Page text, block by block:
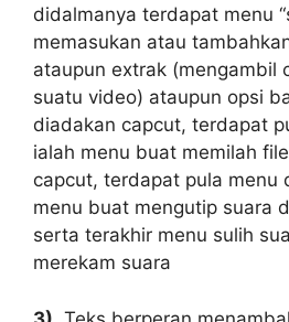
didalmanya terdapat menu
memasukan atau
ataupun extrak (mengambil
suatu video) ataupun opsi
diadakan capcut, terdapat
ialah menu buat memilah
capcut, terdapat pula menu
menu buat mengutip suara
serta terakhir menu sulih
merekam suara